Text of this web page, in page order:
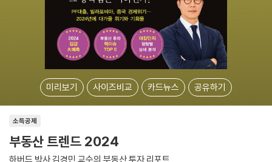
미리보기 사이즈비교 카드뉴스 공유하기
소득공제
부동산 트렌드 2024
하버드 박사 김경민 교수의 부동산 투자 리포트